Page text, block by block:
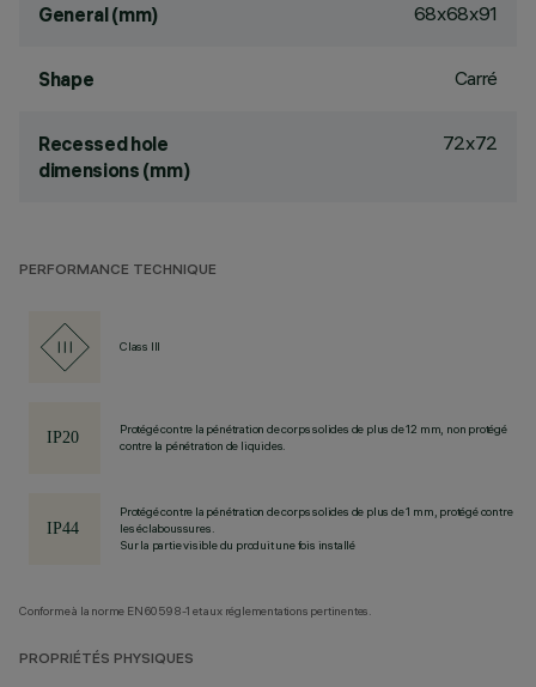
General (mm) 68x68x91
Shape Carré
Recessed hole
dimensions (mm)
72x72
PERFORMANCE TECHNIQUE
Class III
Protégé contre la pénétration de corps solides de plus de 12 mm, non protégé
contre la pénétration de liquides.
Protégé contre la pénétration de corps solides de plus de 1 mm, protégé contre
les éclaboussures.
Sur la partie visible du produit une fois installé
Conforme à la norme EN60598-1 et aux réglementations pertinentes.
PROPRIÉTÉS PHYSIQUES